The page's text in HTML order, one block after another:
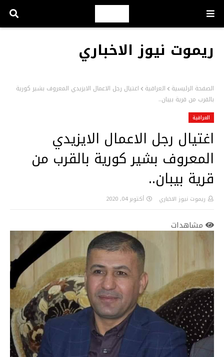
ريموت نيوز الاخباري
الصفحة الرئيسية العراقية
اغتيال رجل الاعمال الايزيدي المعروف بشير كورية
بالقرب من قرية بيبان..
العراقية
اغتيال رجل الاعمال الايزيدي
المعروف بشير كورية بالقرب من
قرية بيبان..
ريموت نيوز الاخباري أكتوبر 04, 2020
مشاهدات